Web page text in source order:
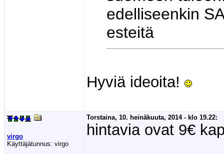
edelliseenkin
esteitä
Hyviä ideoita!
virgo
Käyttäjätunnus: virgo
Torstaina, 10. heinäkuuta, 2014 - klo 19.22:
hintavia ovat 9€